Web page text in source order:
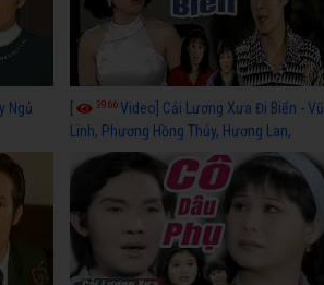
Ngủ
3966Video] Cải Lương Xưa Đi Biển - Vũ
Linh, Phương Hồng Thủy, Hương Lan,
Thanh Hằng